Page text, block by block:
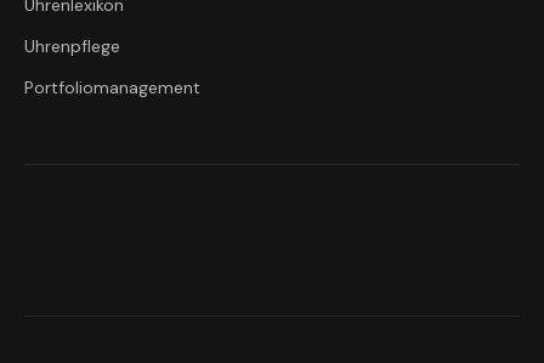
Uhrenlexikon
Uhrenpflege
Portfoliomanagement